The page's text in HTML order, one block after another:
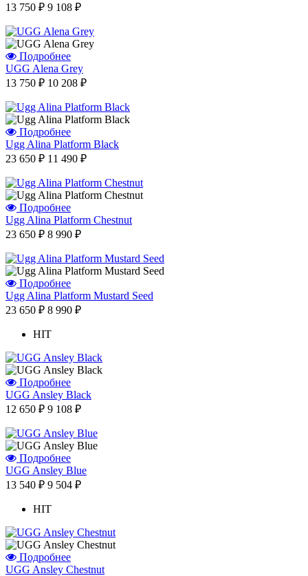
13 750 ₽ 9 108 ₽
Подробнее
UGG Alena Grey
13 750 ₽ 10 208 ₽
Подробнее
Ugg Alina Platform Black
23 650 ₽ 11 490 ₽
Подробнее
Ugg Alina Platform Chestnut
23 650 ₽ 8 990 ₽
Подробнее
Ugg Alina Platform Mustard Seed
23 650 ₽ 8 990 ₽
HIT
Подробнее
UGG Ansley Black
12 650 ₽ 9 108 ₽
Подробнее
UGG Ansley Blue
13 540 ₽ 9 504 ₽
HIT
Подробнее
UGG Ansley Chestnut